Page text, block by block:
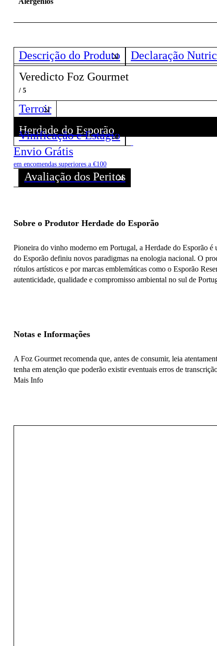
Descrição do Produto
Declaração
Veredicto Foz Gourmet
/ 5
Terroir
Herdade do Esporão
Descubra todos os Vinhos deste Produtor!
Vinificação e Estágio
Envio Grátis
em encomendas superiores a €100
Avaliação dos Peritos
Sobre o Produtor Herdade do Esporão
Pioneira do vinho moderno em Portugal, a Herdade do Esporão
do Esporão definiu novos paradigmas na enologia nacional. O
rótulos artísticos e por marcas emblemáticas como o Esporão
autenticidade, qualidade e compromisso ambiental no sul de
Notas e Informações
A Foz Gourmet recomenda que, antes de consumir, leia
tenha em atenção que poderão existir eventuais erros de
Mais Info